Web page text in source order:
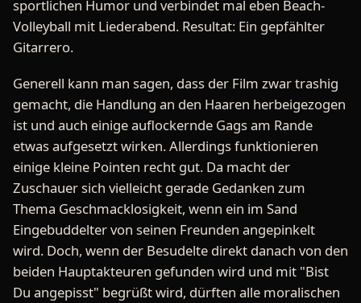
sportlichen Humor und verbindet mal eben Beach-
Volleyball mit Liederabend. Resultat: Ein gepfählter
Gitarrero.
Generell kann man sagen, dass der Film zwar trashig
gemacht, die Handlung an den Haaren herbeigezogen
ist und auch einige auflockernde Gags am Rande
etwas aufgesetzt wirken. Allerdings funktionieren
einige kleine Pointen recht gut. Da macht der
Zuschauer sich vielleicht gerade Gedanken zum
Thema Geschmacklosigkeit, wenn ein im Sand
Eingebuddelter von seinen Freunden angepinkelt
wird. Doch, wenn der Besudelte direkt danach von den
beiden Hauptakteuren gefunden wird und mit "Bist
Du angepisst" begrüßt wird, dürften alle moralischen